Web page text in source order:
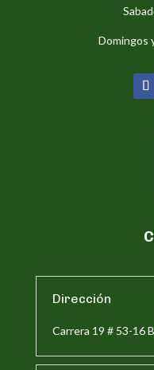
Domingos
Dirección
Carrera 19 # 53-16